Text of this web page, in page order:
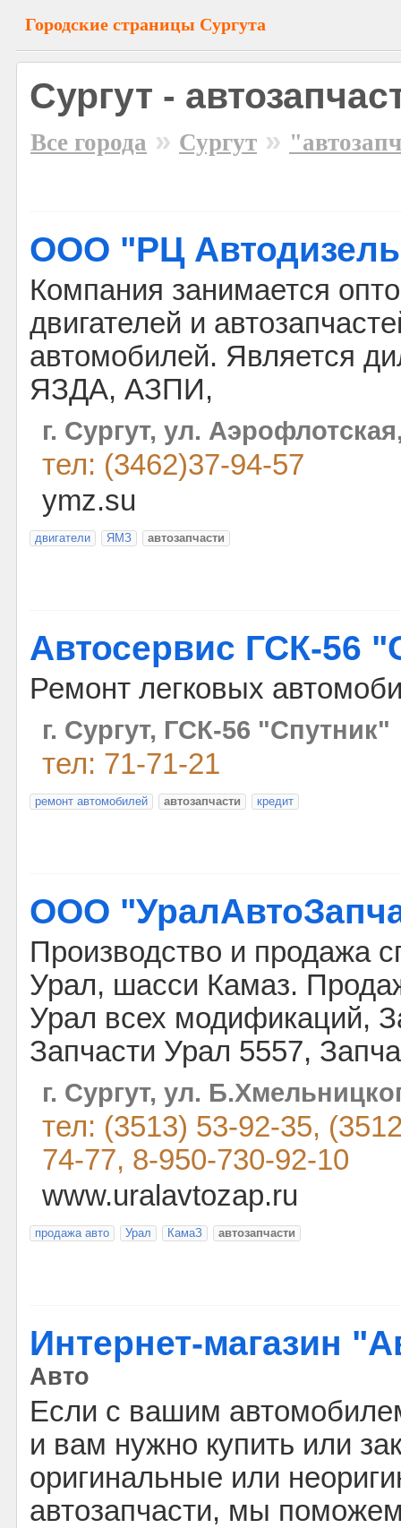
Городские страницы Сургута
Сургут -
Все города » Сургут »
ООО "РЦ
Компания занимается
двигателей и
автомобилей. Является
ЯЗДА, АЗПИ,
г. Сургут, ул.
тел: (3462)37-94-57
ymz.su
двигатели ЯМЗ автозапчасти
Автосервис ГСК-56
Ремонт легковых
г. Сургут, ГСК-56 "Спутник"
тел: 71-71-21
ремонт автомобилей автозапчасти кредит
ООО
Производство и продажа
Урал, шасси Камаз.
Урал всех модификаций,
Запчасти Урал 5557,
г. Сургут, ул.
тел: (3513) 53-92-35,
74-77, 8-950-730-92-10
www.uralavtozap.ru
продажа авто Урал КамаЗ автозапчасти
Интернет-магазин
Авто
Если с вашим
и вам нужно купить или
оригинальные или
автозапчасти, мы